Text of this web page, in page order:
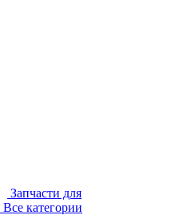
Запчасти для
Все категории